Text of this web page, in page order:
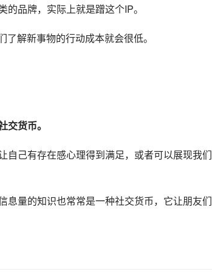
品牌，实际上就是蹭这个IP。
解新事物的行动成本就会很低。
交货币。
自己有存在感心理得到满足，或者可以展现我
息量的知识也常常是一种社交货币，它让朋友